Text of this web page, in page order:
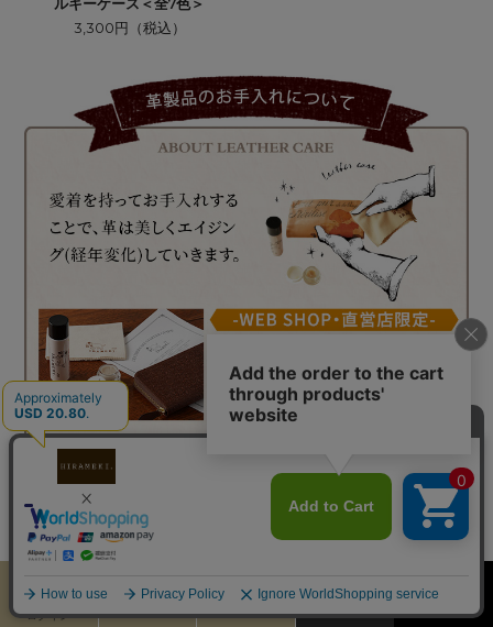
ルキーケース＜全7色＞
3,300円（税込）
ログイン